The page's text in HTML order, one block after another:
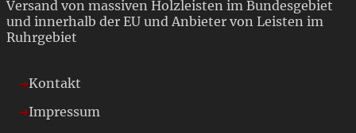
Versand von massiven Holzleisten im Bundesgebiet
und innerhalb der EU und Anbieter von Leisten im
Ruhrgebiet
Kontakt
Impressum